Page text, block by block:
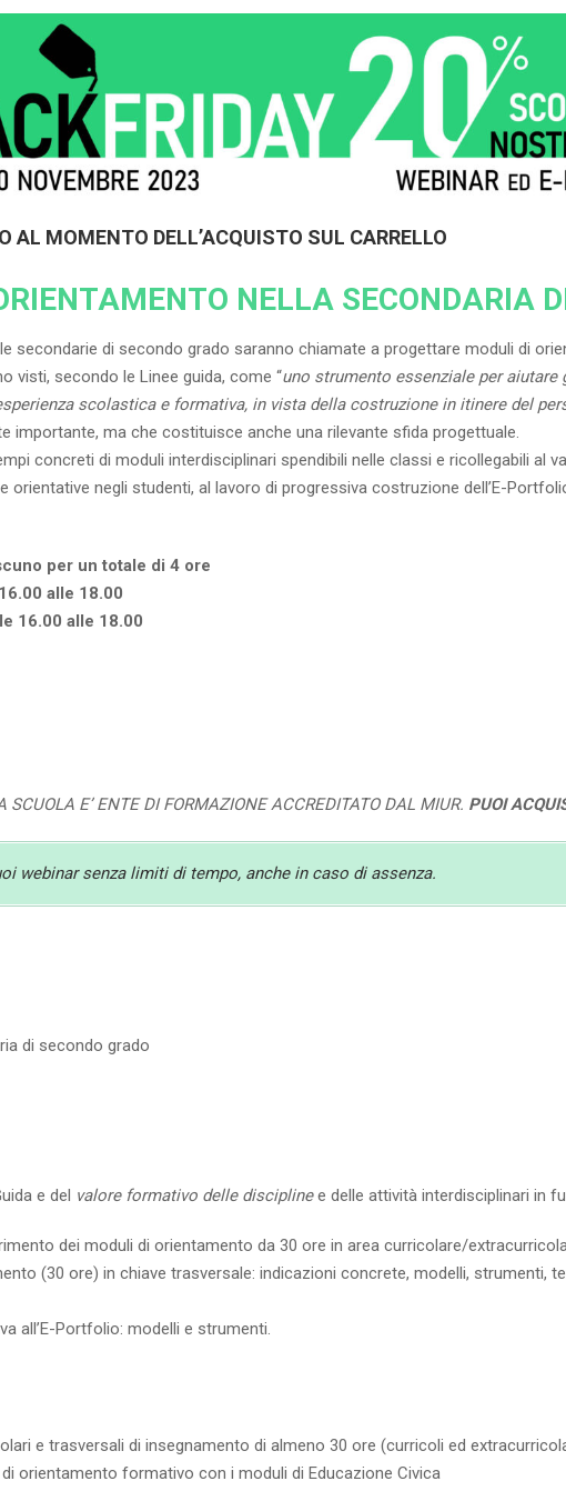
AL MOMENTO DELL’ACQUISTO SUL CARRELLO
NELLA SECONDARIA
secondarie di secondo grado saranno chiamate a progettare moduli di
visti, secondo le Linee guida, come “uno strumento essenziale per
scolastica e formativa, in vista della costruzione in itinere del
importante, ma che costituisce anche una rilevante sfida progettuale.
concreti di moduli interdisciplinari spendibili nelle classi e ricollegabili al
orientative negli studenti, al lavoro di progressiva costruzione dell’E-
per un totale di 4 ore
alle 18.00
16.00 alle 18.00
E’ ENTE DI FORMAZIONE ACCREDITATO DAL MIUR. PUOI
webinar senza limiti di tempo, anche in caso di assenza.
di secondo grado
e del valore formativo delle disciplinee delle attività interdisciplinari in
dei moduli di orientamento da 30 ore in area curricolare/
(30 ore) in chiave trasversale: indicazioni concrete, modelli, strumenti,
all’E-Portfolio: modelli e strumenti.
e trasversali di insegnamento di almeno 30 ore (curricoli ed
orientamento formativo con i moduli di Educazione Civica